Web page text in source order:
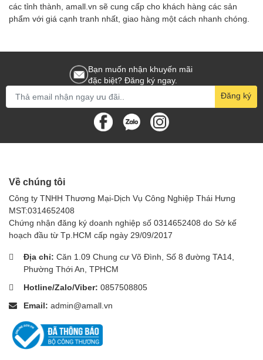
các tỉnh thành, amall.vn sẽ cung cấp cho khách hàng các sản
phẩm với giá cạnh tranh nhất, giao hàng một cách nhanh chóng.
Bạn muốn nhận khuyến mãi
đặc biệt? Đăng ký ngay.
Đăng ký
Về chúng tôi
Công ty TNHH Thương Mại-Dịch Vụ Công Nghiệp Thái Hưng
MST:0314652408
Chứng nhận đăng ký doanh nghiệp số 0314652408 do Sở kế
hoạch đầu từ Tp.HCM cấp ngày 29/09/2017
Địa chỉ: Căn 1.09 Chung cư Võ Đình, Số 8 đường TA14,
Phường Thới An, TPHCM
Hotline/Zalo/Viber: 0857508805
Email: admin@amall.vn